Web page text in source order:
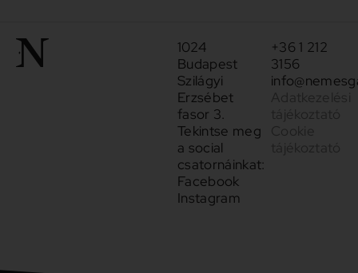
1024
Budapest
Szilágyi
Erzsébet
fasor 3.
Tekintse meg
a social
csatornáinkat:
Facebook
Instagram
+36 1 212
3156